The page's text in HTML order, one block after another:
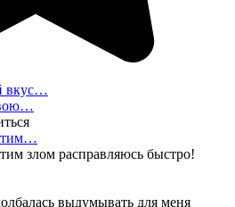
вкус…
злом расправляюсь быстро!
выдумывать для меня